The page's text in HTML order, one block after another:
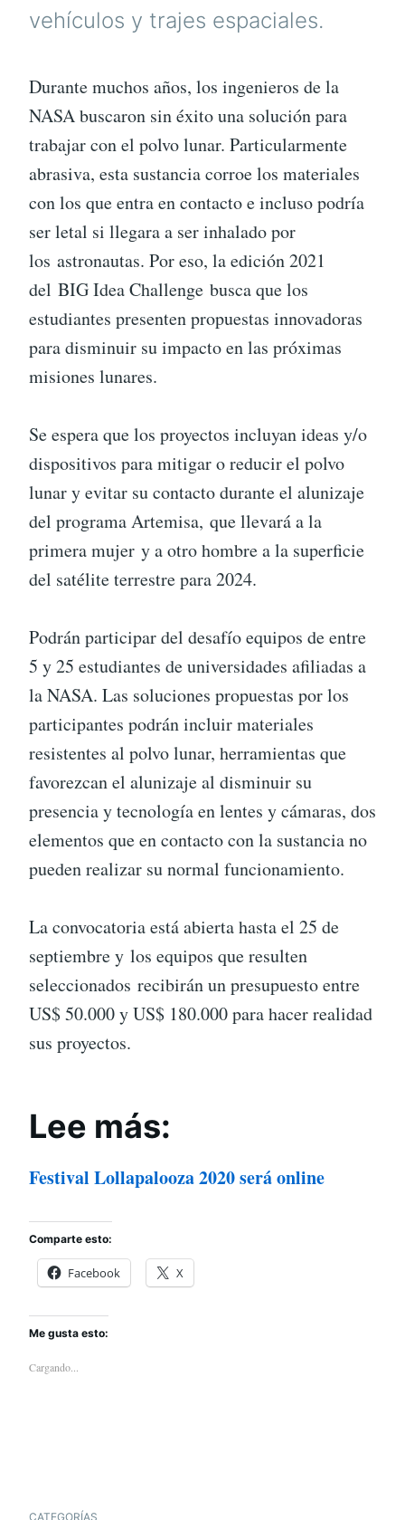
vehículos y trajes espaciales.
Durante muchos años, los ingenieros de la
NASA buscaron sin éxito una solución para
trabajar con el polvo lunar. Particularmente
abrasiva, esta sustancia corroe los materiales
con los que entra en contacto e incluso podría
ser letal si llegara a ser inhalado por
los astronautas. Por eso, la edición 2021
del BIG Idea Challenge busca que los
estudiantes presenten propuestas innovadoras
para disminuir su impacto en las próximas
misiones lunares.
Se espera que los proyectos incluyan ideas y/o
dispositivos para mitigar o reducir el polvo
lunar y evitar su contacto durante el alunizaje
del programa Artemisa, que llevará a la
primera mujer y a otro hombre a la superficie
del satélite terrestre para 2024.
Podrán participar del desafío equipos de entre
5 y 25 estudiantes de universidades afiliadas a
la NASA. Las soluciones propuestas por los
participantes podrán incluir materiales
resistentes al polvo lunar, herramientas que
favorezcan el alunizaje al disminuir su
presencia y tecnología en lentes y cámaras, dos
elementos que en contacto con la sustancia no
pueden realizar su normal funcionamiento.
La convocatoria está abierta hasta el 25 de
septiembre y los equipos que resulten
seleccionados recibirán un presupuesto entre
US$ 50.000 y US$ 180.000 para hacer realidad
sus proyectos.
Lee más:
Festival Lollapalooza 2020 será online
Comparte esto:
Facebook X
Me gusta esto:
Cargando...
CATEGORÍAS